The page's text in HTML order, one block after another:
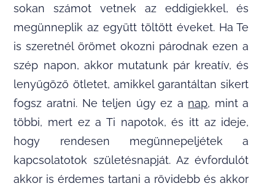
sokan számot vetnek az eddigiekkel, és
megünneplik az együtt töltött éveket. Ha Te
is szeretnél örömet okozni párodnak ezen a
szép napon, akkor mutatunk pár kreatív, és
lenyűgöző ötletet, amikkel garantáltan sikert
fogsz aratni. Ne teljen úgy ez a nap, mint a
többi, mert ez a Ti napotok, és itt az ideje,
hogy rendesen megünnepeljétek a
kapcsolatotok születésnapját. Az évfordulót
akkor is érdemes tartani a rövidebb és akkor